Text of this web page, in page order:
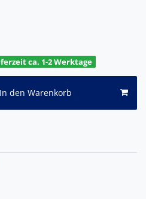
ca. 1-2 Werktage
In den Warenkorb